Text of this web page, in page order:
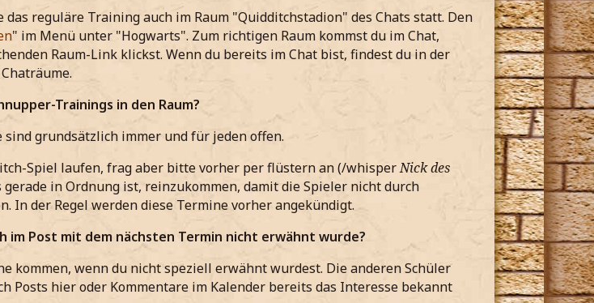
reguläre Training auch im Raum "Quidditchstadion" des Chats statt. Den
" im Menü unter "Hogwarts". Zum richtigen Raum kommst du im Chat,
Raum-Link klickst. Wenn du bereits im Chat bist, findest du in der
Trainings in den Raum?
sind grundsätzlich immer und für jeden offen.
Spiel laufen, frag aber bitte vorher per flüstern an (/whisperNick des
gerade in Ordnung ist, reinzukommen, damit die Spieler nicht durch
In der Regel werden diese Termine vorher angekündigt.
im Post mit dem nächsten Termin nicht erwähnt wurde?
kommen, wenn du nicht speziell erwähnt wurdest. Die anderen Schüler
Posts hier oder Kommentare im Kalender bereits das Interesse bekannt